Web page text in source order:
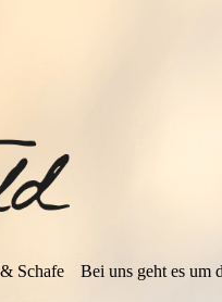
Schafe Bei uns geht es um